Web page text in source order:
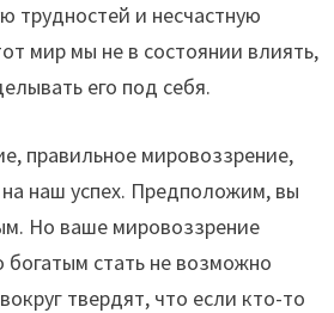
трудностей и несчастную
мир мы не в состоянии влиять,
его под себя.
правильное мировоззрение,
наш успех. Предположим, вы
Но ваше мировоззрение
богатым стать не возможно
твердят, что если кто-то